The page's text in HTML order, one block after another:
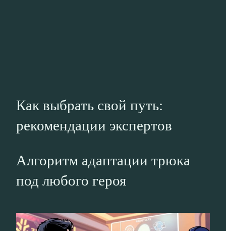
Как выбрать свой путь:
рекомендации экспертов
Алгоритм адаптации трюка
под любого героя